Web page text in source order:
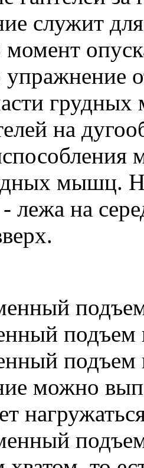
служит
на
мышц.
лежа на
подъем
подъем
можно